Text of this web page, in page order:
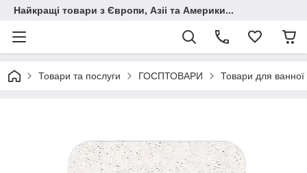
Найкращі товари з Європи, Азіі та Америки...
Товари та послуги ГОСПТОВАРИ Товари для ванної